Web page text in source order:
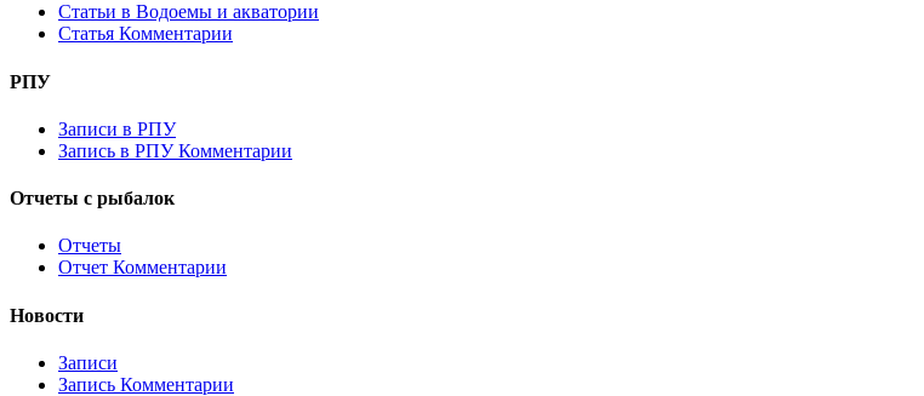
Статьи в Водоемы и акватории
Статья Комментарии
РПУ
Записи в РПУ
Запись в РПУ Комментарии
Отчеты с рыбалок
Отчеты
Отчет Комментарии
Новости
Записи
Запись Комментарии